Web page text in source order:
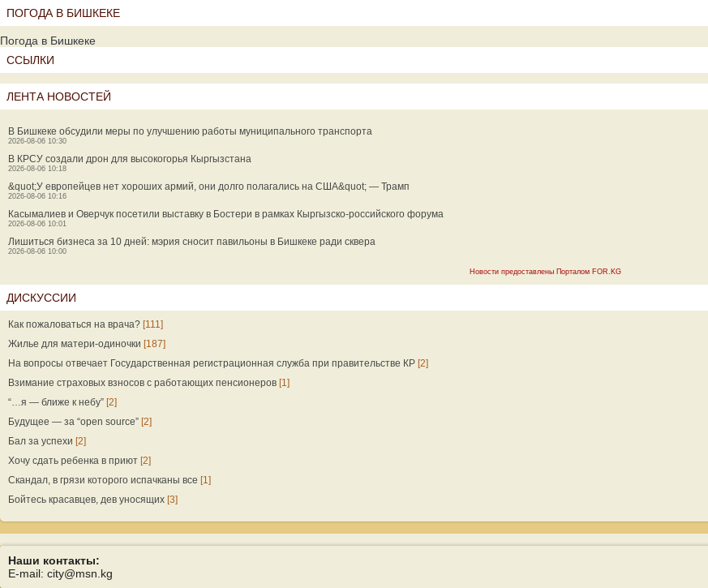
ПОГОДА В БИШКЕКЕ
Погода в Бишкеке
ССЫЛКИ
ЛЕНТА НОВОСТЕЙ
В Бишкеке обсудили меры по улучшению работы муниципального транспорта
2026-08-06 10:30
В КРСУ создали дрон для высокогорья Кыргызстана
2026-08-06 10:18
&quot;У европейцев нет хороших армий, они долго полагались на США&quot; — Трамп
2026-08-06 10:16
Касымалиев и Оверчук посетили выставку в Бостери в рамках Кыргызско-российского форума
2026-08-06 10:01
Лишиться бизнеса за 10 дней: мэрия сносит павильоны в Бишкеке ради сквера
2026-08-06 10:00
Новости предоставлены Порталом FOR.KG
ДИСКУССИИ
Как пожаловаться на врача? [111]
Жилье для матери-одиночки [187]
На вопросы отвечает Государственная регистрационная служба при правительстве КР [2]
Взимание страховых взносов с работающих пенсионеров [1]
“…я — ближе к небу” [2]
Будущее — за “open source” [2]
Бал за успехи [2]
Хочу сдать ребенка в приют [2]
Скандал, в грязи которого испачканы все [1]
Бойтесь красавцев, дев уносящих [3]
Наши контакты:
E-mail: city@msn.kg